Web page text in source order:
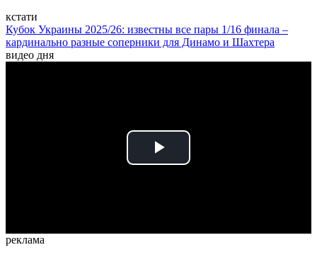
кстати
Кубок Украины 2025/26: известны все пары 1/16 финала –
кардинально разные соперники для Динамо и Шахтера
видео дня
Play
реклама